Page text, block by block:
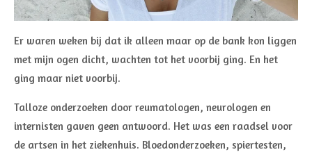
Er waren weken bij dat ik alleen maar op de bank kon liggen
met mijn ogen dicht, wachten tot het voorbij ging. En het
ging maar niet voorbij.
Talloze onderzoeken door reumatologen, neurologen en
internisten gaven geen antwoord. Het was een raadsel voor
de artsen in het ziekenhuis. Bloedonderzoeken, spiertesten,